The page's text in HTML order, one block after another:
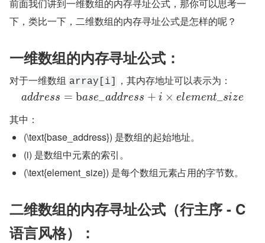
前面我们讲到一维数组的内存寻址公式，那你可以思考一
下，类比一下，二维数组的内存寻址公式是怎样的呢？
一维数组的内存寻址公式：
对于一维数组 array[i] ，其内存地址可以表示为：
address = base address + i × element_ size
其中：
(\text{base_address}) 是数组的起始地址。
(i) 是数组中元素的索引。
(\text{element_size}) 是每个数组元素占用的字节数。
二维数组的内存寻址公式（行主序 - C
语言风格）：